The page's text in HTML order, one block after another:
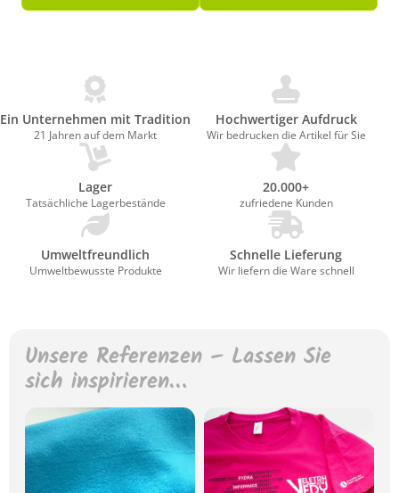
Ein Unternehmen mit Tradition
21 Jahren auf dem Markt
Hochwertiger Aufdruck
Wir bedrucken die Artikel für Sie
Lager
Tatsächliche Lagerbestände
20.000+
zufriedene Kunden
Umweltfreundlich
Umweltbewusste Produkte
Schnelle Lieferung
Wir liefern die Ware schnell
Unsere Referenzen – Lassen Sie
sich inspirieren…